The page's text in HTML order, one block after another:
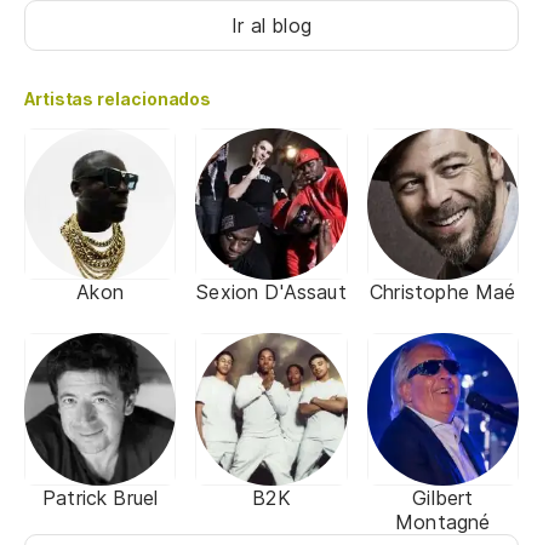
Ir al blog
Artistas relacionados
Akon Sexion D'Assaut Christophe Maé
Patrick Bruel B2K
Gilbert
Montagné